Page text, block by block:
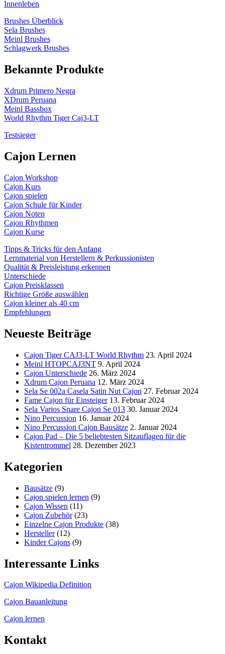
Innenleben
Brushes Überblick
Sela Brushes
Meinl Brushes
Schlagwerk Brushes
Bekannte Produkte
Xdrum Primero Negra
XDrum Peruana
Meinl Bassbox
World Rhythm Tiger Caj3-LT
Testsieger
Cajon Lernen
Cajon Workshop
Cajon Kurs
Cajon spielen
Cajon Schule für Kinder
Cajon Noten
Cajon Rhythmen
Cajon Kurse
Tipps & Tricks für den Anfang
Lernmaterial von Herstellern & Perkussionisten
Qualität & Preisleistung erkennen
Unterschiede
Cajon Preisklassen
Richtige Größe auswählen
Cajon kleiner als 40 cm
Empfehlungen
Neueste Beiträge
Cajon Tiger CAJ3-LT World Rhythm 23. April 2024
Meinl HTOPCAJ3NT 9. April 2024
Cajon Unterschiede 26. März 2024
Xdrum Cajon Peruana 12. März 2024
Sela Se 002a Casela Satin Nut Cajon 27. Februar 2024
Fame Cajon für Einsteiger 13. Februar 2024
Sela Varios Snare Cajon Se 013 30. Januar 2024
Nino Percussion 16. Januar 2024
Nino Percussion Cajon Bausätze 2. Januar 2024
Cajon Pad – Die 5 beliebtesten Sitzauflagen für die
Kistentrommel 28. Dezember 2023
Kategorien
Bausätze (9)
Cajon spielen lernen (9)
Cajon Wissen (11)
Cajon Zubehör(23)
Einzelne Cajon Produkte (38)
Hersteller(12)
Kinder Cajons (9)
Interessante Links
Cajon Wikipedia Definition
Cajon Bauanleitung
Cajon lernen
Kontakt